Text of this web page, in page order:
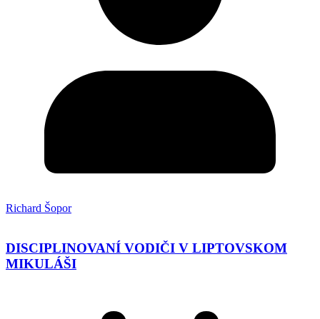
Richard Šopor
DISCIPLINOVANÍ VODIČI V LIPTOVSKOM
MIKULÁŠI